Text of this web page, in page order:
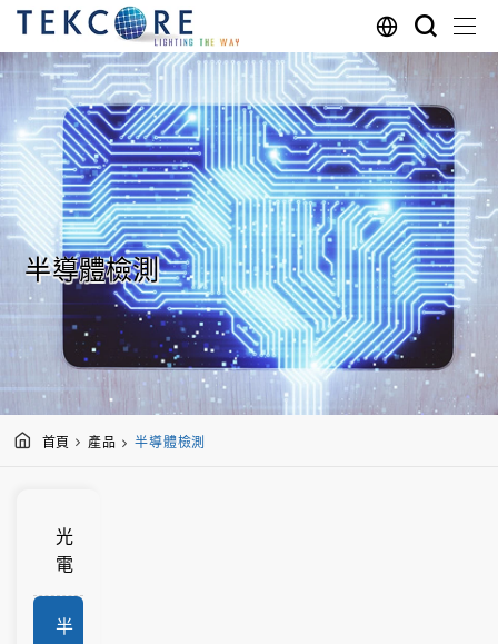
半導體檢測
首頁 產品 半導體檢測
光
電
半